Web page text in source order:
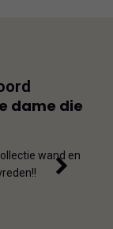
dame die
wand en